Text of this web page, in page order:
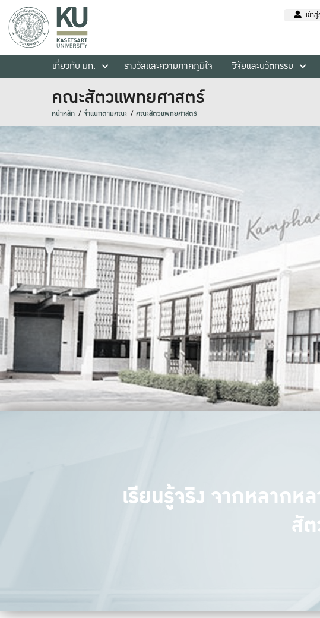
เข้า
เกี่ยวกับ มก.
รางวัลและความภาคภูมิใจ วิจัยและนวัตกรรม
คณะสัตวแพทยศาสตร์
หน้าหลัก จำแนกตามคณะ คณะสัตวแพทยศาสตร์
เรียนรู้จริง จากหลาก
สั